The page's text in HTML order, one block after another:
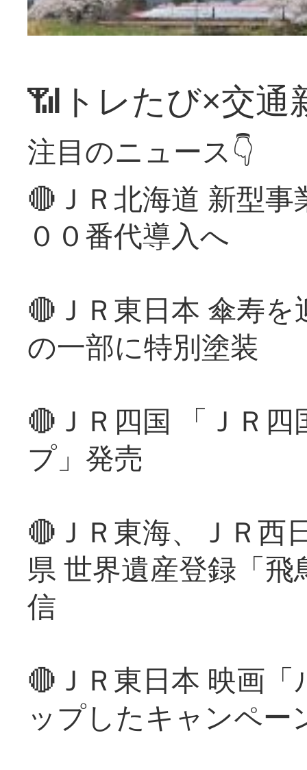
📶トレたび×交通
注目のニュース👇
🔴ＪＲ北海道 新型
００番代導入へ
🔴ＪＲ東日本 傘寿
の一部に特別塗装
🔴ＪＲ四国 「ＪＲ
プ」発売
🔴ＪＲ東海、ＪＲ西
県 世界遺産登録「
信
🔴ＪＲ東日本 映画
ップしたキャンペー